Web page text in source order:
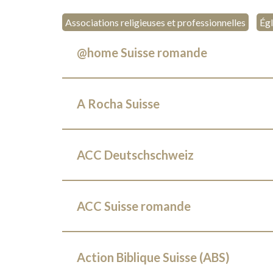
Associations religieuses et professionnelles
@home Suisse romande
A Rocha Suisse
ACC Deutschschweiz
ACC Suisse romande
Action Biblique Suisse (ABS)